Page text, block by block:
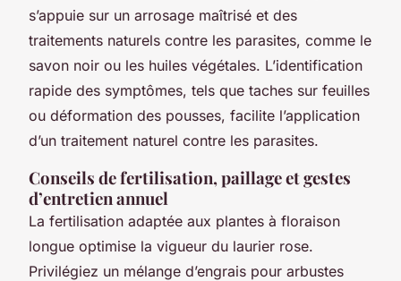
s’appuie sur un arrosage maîtrisé et des
traitements naturels contre les parasites, comme le
savon noir ou les huiles végétales. L’identification
rapide des symptômes, tels que taches sur feuilles
ou déformation des pousses, facilite l’application
d’un traitement naturel contre les parasites.
Conseils de fertilisation, paillage et gestes
d’entretien annuel
La fertilisation adaptée aux plantes à floraison
longue optimise la vigueur du laurier rose.
Privilégiez un mélange d’engrais pour arbustes